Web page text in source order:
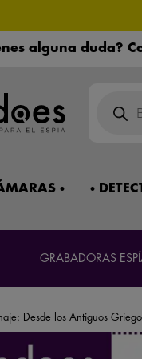
alguna duda?
GRABADORAS
Desde los Antiguos
¿Necesitas
Máxima